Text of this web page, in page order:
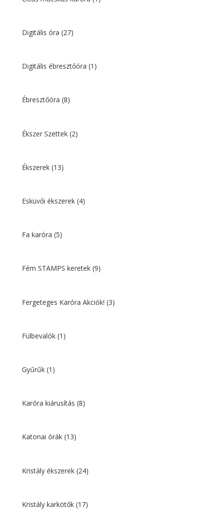
Digitális óra (27)
Digitális ébresztőóra (1)
Ébresztőóra (8)
Ékszer Szettek (2)
Ékszerek (13)
Esküvői ékszerek (4)
Fa karóra (5)
Fém STAMPS keretek (9)
Fergeteges Karóra Akciók! (3)
Fülbevalók (1)
Gyűrűk (1)
Karóra kiárusítás (8)
Katonai órák (13)
Kristály ékszerek (24)
Kristály karkötők (17)